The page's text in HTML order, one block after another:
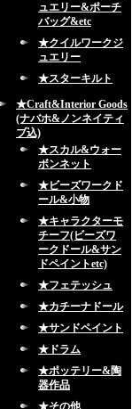
ュエリー&ポーチ
バッグ&etc
★クイルワークジ
ュエリー
★スターキルト
★Craft&Interior Goods
(ナバホ&ノンネイティ
ブ込)
★スカル&ウォー
ボンネット
★ビーズワークド
ール&小物
★キャラクターモ
チーフ(ビーズワ
ークドール&サン
ドペイントetc)
★フェテッシュ
★カチーナドール
★サンドペイント
★ドラム
★ポッテリー&陶
器作品
★その他